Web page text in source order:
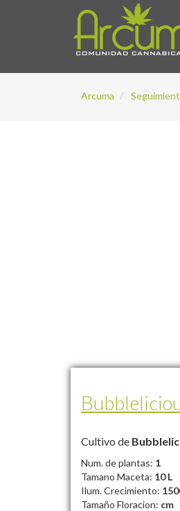
Arcuma
Cultivo de
Num. de plantas: 1
Tamano Maceta: 10 L
Ilum. Crecimiento:
Tamaño Floracion: cm